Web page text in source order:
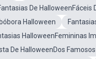
De HalloweenFáceis
Halloween
HalloweenFemininas
De HalloweenDos Famosos